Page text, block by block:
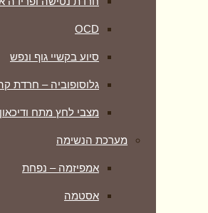
OCD
סיוע בקשיי גוף ונפש
גלוסופוביה – חרדת
מצבי לחץ מתח ודיכאון
מערכת הנשימה
אמפיזמה – נפחת
אסטמה